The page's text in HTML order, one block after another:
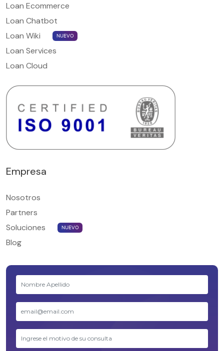
Loan Ecommerce
Loan Chatbot
Loan Wiki
NUEVO
Loan Services
Loan Cloud
Empresa
Nosotros
Partners
Soluciones
NUEVO
Blog